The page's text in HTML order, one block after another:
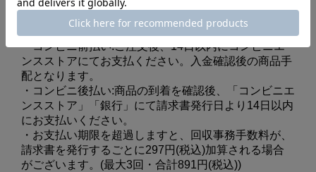
・クレジットカード・キャリア決済・Amazon Pay・
・コンビニ前払い:ご注文後、14日以内にコンビニエ
ンスストアにてお支払ください。入金確認後の商品手
配となります。
・コンビニ後払い:商品の到着を確認後、「コンビニエ
ンスストア」「銀行」にて請求書発行日より14日以内
にお支払いください。
・お支払い期限を超過しますと、回収事務手数料が、
請求書を発行するごとに297円(税込)加算される場合
がございます。(最大3回・合計891円(税込))